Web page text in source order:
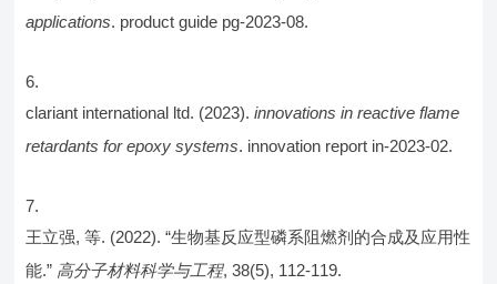
applications. product guide pg-2023-08.
clariant international ltd. (2023).innovations in reactive flame
retardants for epoxy systems. innovation report in-2023-02.
王立强, 等. (2022). “生物基反应型磷系阻燃剂的合成及应用性
能.” 高分子材料科学与工程, 38(5), 112-119.